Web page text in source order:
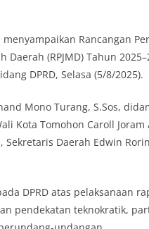
Rancangan
(RPJMD) Tahun
DPRD, Selasa (5/8/2025).
Mono Turang, S.Sos,
Kota Tomohon Caroll Joram
Sekretaris Daerah Edwin
DPRD atas pelaksanaan
pendekatan teknokratik,